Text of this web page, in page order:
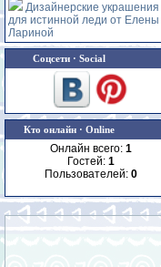
Дизайнерские украшения
для истинной леди от Елены
Лариной
Соцсети · Social
Кто онлайн · Online
Онлайн всего: 1
Гостей: 1
Пользователей: 0